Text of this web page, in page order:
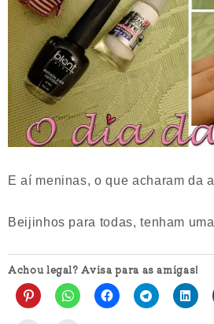
E aí meninas, o que acharam da
Beijinhos para todas, tenham
Achou legal? Avisa para as amigas!